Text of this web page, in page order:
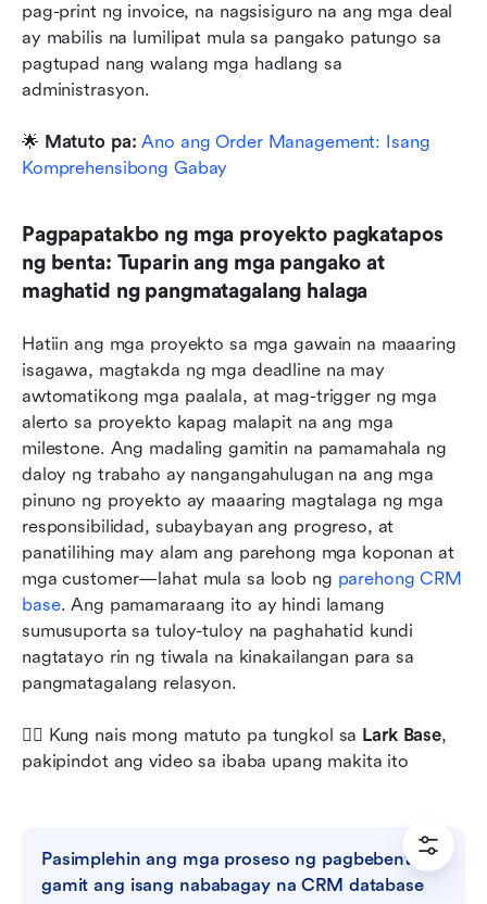
pag-print ng invoice, na nagsisiguro na ang mga deal
ay mabilis na lumilipat mula sa pangako patungo sa
pagtupad nang walang mga hadlang sa
administrasyon.
🌟 Matuto pa: Ano ang Order Management: Isang
Komprehensibong Gabay
Pagpapatakbo ng mga proyekto pagkatapos
ng benta: Tuparin ang mga pangako at
maghatid ng pangmatagalang halaga
Hatiin ang mga proyekto sa mga gawain na maaaring
isagawa, magtakda ng mga deadline na may
awtomatikong mga paalala, at mag-trigger ng mga
alerto sa proyekto kapag malapit na ang mga
milestone. Ang madaling gamitin na pamamahala ng
daloy ng trabaho ay nangangahulugan na ang mga
pinuno ng proyekto ay maaaring magtalaga ng mga
responsibilidad, subaybayan ang progreso, at
panatilihing may alam ang parehong mga koponan at
mga customer—lahat mula sa loob ng parehong CRM
base. Ang pamamaraang ito ay hindi lamang
sumusuporta sa tuloy-tuloy na paghahatid kundi
nagtatayo rin ng tiwala na kinakailangan para sa
pangmatagalang relasyon.
💁‍♀️ Kung nais mong matuto pa tungkol sa Lark Base,
pakipindot ang video sa ibaba upang makita ito
Pasimplehin ang mga proseso ng pagbebenta
gamit ang isang nababagay na CRM database